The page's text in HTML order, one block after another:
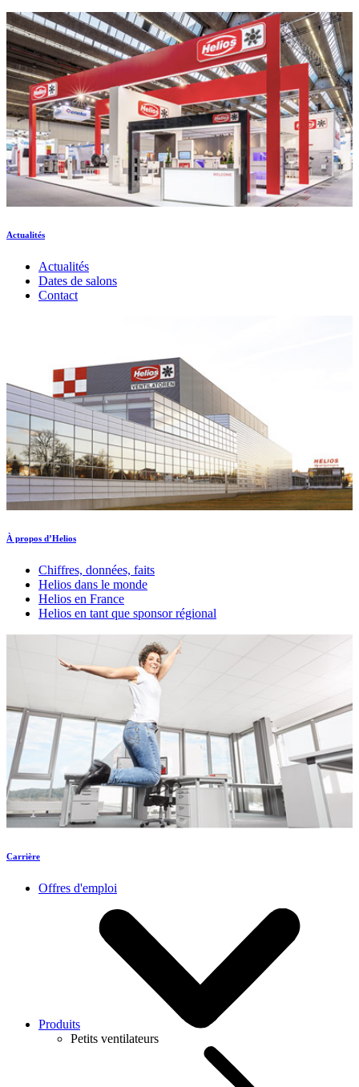
Actualités
Actualités
Dates de salons
Contact
À propos d’Helios
Chiffres, données, faits
Helios dans le monde
Helios en France
Helios en tant que sponsor régional
Carrière
Offres d'emploi
Produits
Petits ventilateurs